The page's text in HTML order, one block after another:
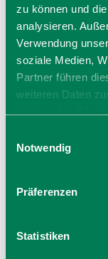
zu können und
analysieren.
Verwendung
soziale Medien,
Partner führen
weiteren Daten
Cookies, wenn
Notwendig
Präferenzen
Statistiken
So, 13.12.26 um
Termin speichern
Preise
Kinder &